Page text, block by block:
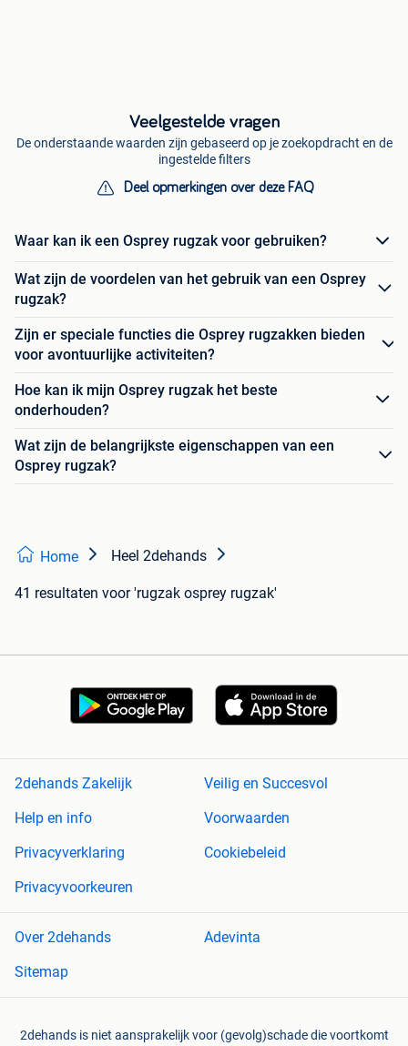
Veelgestelde vragen
De onderstaande waarden zijn gebaseerd op je zoekopdracht en de
ingestelde filters
Deel opmerkingen over deze FAQ
Waar kan ik een Osprey rugzak voor gebruiken?
Wat zijn de voordelen van het gebruik van een Osprey
rugzak?
Zijn er speciale functies die Osprey rugzakken bieden
voor avontuurlijke activiteiten?
Hoe kan ik mijn Osprey rugzak het beste
onderhouden?
Wat zijn de belangrijkste eigenschappen van een
Osprey rugzak?
Home Heel 2dehands
41 resultaten voor 'rugzak osprey rugzak'
2dehands Zakelijk
Veilig en Succesvol
Help en info
Voorwaarden
Privacyverklaring
Cookiebeleid
Privacyvoorkeuren
Over 2dehands
Adevinta
Sitemap
2dehands is niet aansprakelijk voor (gevolg)schade die voortkomt